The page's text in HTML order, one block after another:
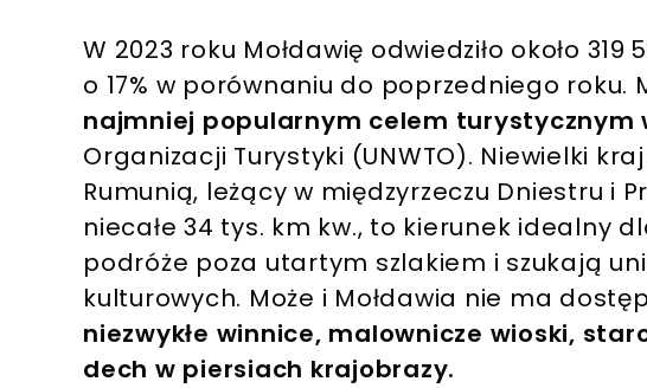
W 2023 roku Mołdawię odwiedziło około
o 17% w porównaniu do poprzedniego roku.
najmniej popularnym celem turystycznym
Organizacji Turystyki (UNWTO). Niewielki
Rumunią, leżący w międzyrzeczu Dniestru i
niecałe 34 tys. km kw., to kierunek idealny
podróże poza utartym szlakiem i szukają
kulturowych. Może i Mołdawia nie ma
niezwykłe winnice, malownicze wioski,
dech w piersiach krajobrazy.